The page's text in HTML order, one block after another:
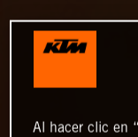
Al hacer clic en